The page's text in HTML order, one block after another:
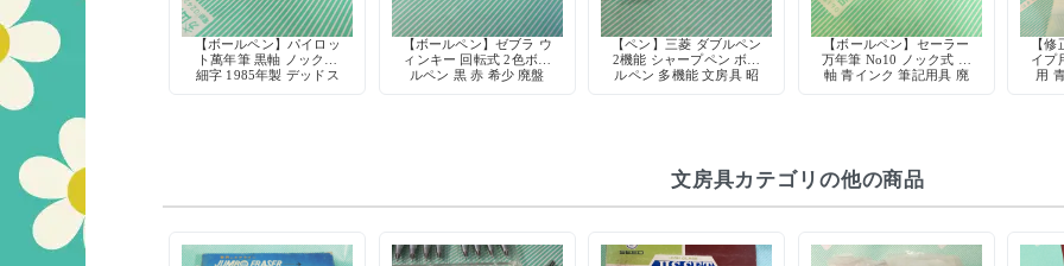
【ボールペン】パイロッ
ト萬年筆 黒軸 ノック式
細字 1985年製 デッドス
【ボールペン】ゼブラ ウ
ィンキー 回転式 2色ボー
ルペン 黒 赤 希少 廃盤
【ペン】三菱 ダブルペン
2機能 シャープペン ボー
ルペン 多機能 文房具 昭
【ボールペン】セーラー
万年筆 No10 ノック式 青
軸 青インク 筆記用具 廃
【
イプ
用
文房具カテゴリの他の商品